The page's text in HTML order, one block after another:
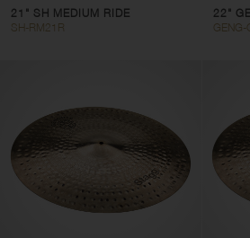
Größe
Filter löschen Filter
21" SH MEDIUM RIDE
SH-RM21R
22"
GENG-